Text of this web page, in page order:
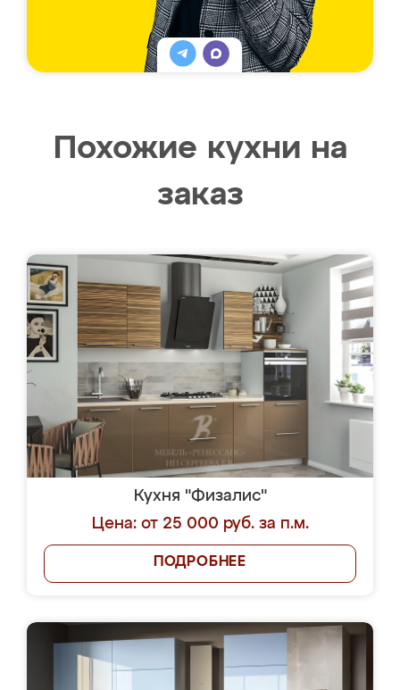
Похожие кухни на
заказ
Кухня "Физалис"
Цена: от 25 000 руб. за п.м.
ПОДРОБНЕЕ